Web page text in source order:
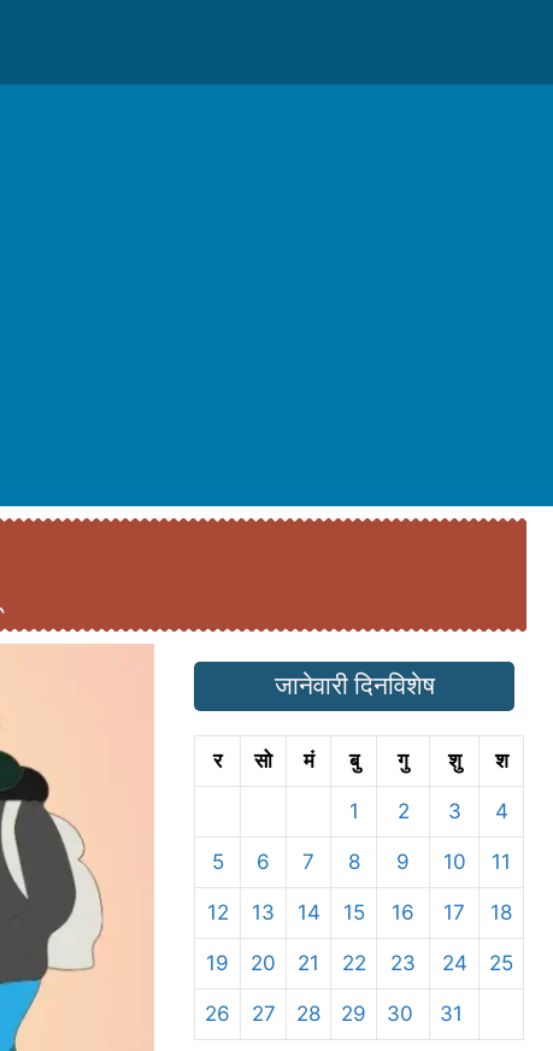
जानेवारी दिनविशेष
र सो मं बु गु शु श
1 2 3 4
5 6 7 8 9 10 11
12 13 14 15 16 17 18
19 20 21 22 23 24 25
26 27 28 29 30 31